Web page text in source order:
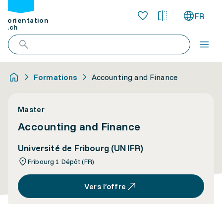
orientation
.ch
FR
Formations Accounting and Finance
Master
Accounting and Finance
Université de Fribourg (UNIFR)
Fribourg 1 Dépôt (FR)
Vers l’offre